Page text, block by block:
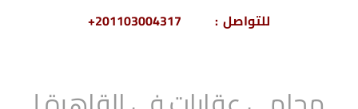
للتواصل : 201103004317+